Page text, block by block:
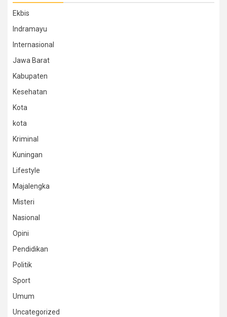
Ekbis
Indramayu
Internasional
Jawa Barat
Kabupaten
Kesehatan
Kota
kota
Kriminal
Kuningan
Lifestyle
Majalengka
Misteri
Nasional
Opini
Pendidikan
Politik
Sport
Umum
Uncategorized